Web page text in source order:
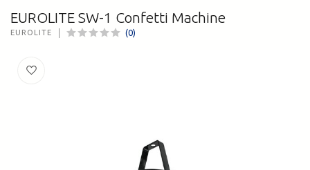
EUROLITE SW-1 Confetti Machine
EUROLITE (0)